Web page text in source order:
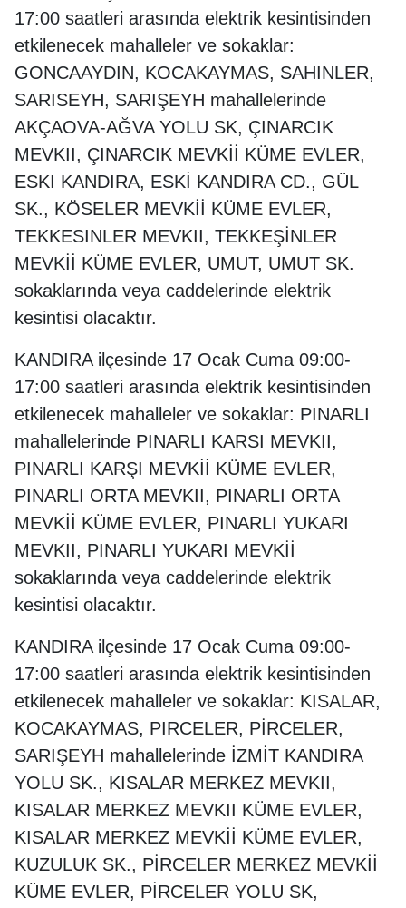
17:00 saatleri arasında elektrik kesintisinden
etkilenecek mahalleler ve sokaklar:
GONCAAYDIN, KOCAKAYMAS, SAHINLER,
SARISEYH, SARIŞEYH mahallelerinde
AKÇAOVA-AĞVA YOLU SK, ÇINARCIK
MEVKII, ÇINARCIK MEVKİİ KÜME EVLER,
ESKI KANDIRA, ESKİ KANDIRA CD., GÜL
SK., KÖSELER MEVKİİ KÜME EVLER,
TEKKESINLER MEVKII, TEKKEŞİNLER
MEVKİİ KÜME EVLER, UMUT, UMUT SK.
sokaklarında veya caddelerinde elektrik
kesintisi olacaktır.
KANDIRA ilçesinde 17 Ocak Cuma 09:00-
17:00 saatleri arasında elektrik kesintisinden
etkilenecek mahalleler ve sokaklar: PINARLI
mahallelerinde PINARLI KARSI MEVKII,
PINARLI KARŞI MEVKİİ KÜME EVLER,
PINARLI ORTA MEVKII, PINARLI ORTA
MEVKİİ KÜME EVLER, PINARLI YUKARI
MEVKII, PINARLI YUKARI MEVKİİ
sokaklarında veya caddelerinde elektrik
kesintisi olacaktır.
KANDIRA ilçesinde 17 Ocak Cuma 09:00-
17:00 saatleri arasında elektrik kesintisinden
etkilenecek mahalleler ve sokaklar: KISALAR,
KOCAKAYMAS, PIRCELER, PİRCELER,
SARIŞEYH mahallelerinde İZMİT KANDIRA
YOLU SK., KISALAR MERKEZ MEVKII,
KISALAR MERKEZ MEVKII KÜME EVLER,
KISALAR MERKEZ MEVKİİ KÜME EVLER,
KUZULUK SK., PİRCELER MERKEZ MEVKİİ
KÜME EVLER, PİRCELER YOLU SK,